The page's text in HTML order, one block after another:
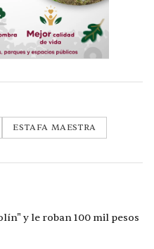
ESTAFA MAESTRA
y le roban 100 mil pesos